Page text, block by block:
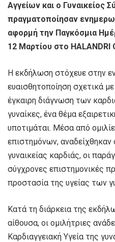
Αγγείων και ο Γυναικείος
πραγματοποίησαν
αφορμή την Παγκόσμια
12 Μαρτίου στο HALANDRI
Η εκδήλωση στόχευε στην
ευαισθητοποίηση σχετικά
έγκαιρη διάγνωση των
γυναίκες, ένα θέμα
υποτιμάται. Μέσα από
επιστημόνων, αναδείχθηκαν
γυναικείας καρδιάς, οι
σύγχρονες επιστημονικές
προστασία της υγείας των
Κατά τη διάρκεια της
αίθουσα, οι ομιλήτριες
Καρδιαγγειακή Υγεία της